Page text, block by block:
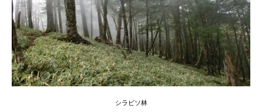
シラビソ林